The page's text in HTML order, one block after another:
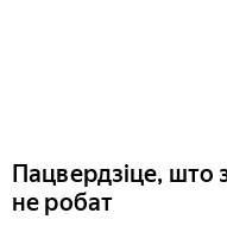
Пацвердзіце, што
не робат